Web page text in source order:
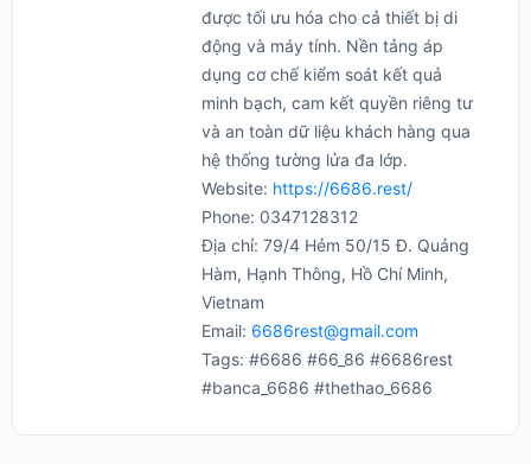
được tối ưu hóa cho cả thiết bị di
động và máy tính. Nền tảng áp
dụng cơ chế kiểm soát kết quả
minh bạch, cam kết quyền riêng tư
và an toàn dữ liệu khách hàng qua
hệ thống tường lửa đa lớp.
Website: https://6686.rest/
Phone: 0347128312
Địa chỉ: 79/4 Hẻm 50/15 Đ. Quảng
Hàm, Hạnh Thông, Hồ Chí Minh,
Vietnam
Email: 6686rest@gmail.com
Tags: #6686 #66_86 #6686rest
#banca_6686 #thethao_6686